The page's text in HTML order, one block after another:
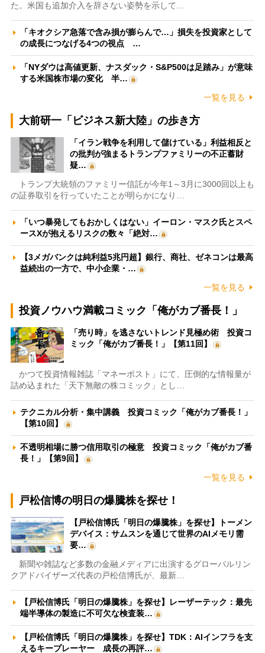
た。米国も追加介入を辞さない姿勢を示して…
「キオクシア急落で含み損が膨らんで…」損失を投資家として
の成長につなげる4つの視点 …
「NYダウは高値更新、ナスダック・S&P500は足踏み」が意味
する米国株市場の変化 半…
一覧を見る
大前研一「ビジネス新大陸」の歩き方
「イラン戦争を利用して儲けている」利益相反と
の批判が強まるトランプファミリーの不正蓄財
疑…
トランプ大統領のファミリー信託が今年1～3月に3000回以上も
の証券取引を行っていたことが明らかになり…
「いつ暴発してもおかしくはない」イーロン・マスク氏とスペ
ースXが抱えるリスクの数々「絶対…
【3メガバンクは純利益5兆円超】銀行、商社、ゼネコンは最高
益続出の一方で、中小企業・…
一覧を見る
投資ノウハウ満載コミック「俺がカブ番長！」
「売り時」を逃さないトレンド見極め術 投資コ
ミック「俺がカブ番長！」【第11回】
かつて投資情報雑誌「マネーポスト」にて、圧倒的な情報量が
詰め込まれた「天下無敵の株コミック」とし…
テクニカル分析・集中講義 投資コミック「俺がカブ番長！」
【第10回】
不透明相場に勝つ信用取引の極意 投資コミック「俺がカブ番
長！」【第9回】
一覧を見る
戸松信博の明日の爆騰株を探せ！
【戸松信博氏「明日の爆騰株」を探せ】トーメン
デバイス：サムスンを通じて世界のAIメモリ需
要…
新聞や雑誌など多数の金融メディアに出演するグローバルリン
クアドバイザーズ代表の戸松信博氏が、最新…
【戸松信博氏「明日の爆騰株」を探せ】レーザーテック：最先
端半導体の製造に不可欠な検査装…
【戸松信博氏「明日の爆騰株」を探せ】TDK：AIインフラを支
えるキープレーヤー 成長の再評…